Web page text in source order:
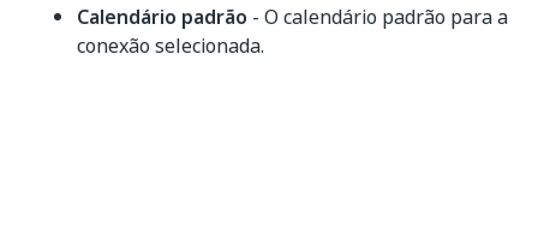
Calendário padrão - O calendário padrão para a
conexão selecionada.